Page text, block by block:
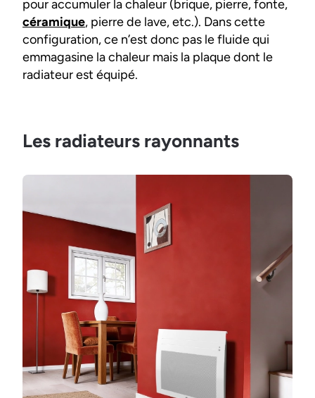
pour accumuler la chaleur (brique, pierre, fonte,
céramique, pierre de lave, etc.). Dans cette
configuration, ce n’est donc pas le fluide qui
emmagasine la chaleur mais la plaque dont le
radiateur est équipé.
Les radiateurs rayonnants